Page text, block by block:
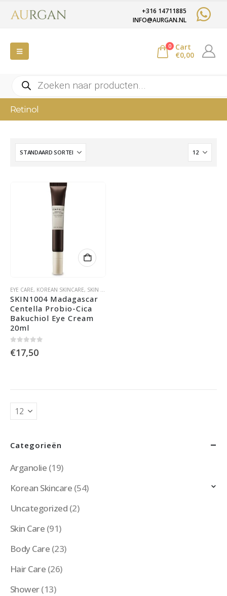
+316 14711885
INFO@AURGAN.NL
0
Cart
€0,00
Producten
zoeken
Retinol
EYE CARE, KOREAN SKINCARE, SKIN CARE
SKIN1004 Madagascar
Centella Probio-Cica
Bakuchiol Eye Cream
20ml
€17,50
Categorieën
Arganolie (19)
Korean Skincare (54)
Uncategorized (2)
Skin Care (91)
Body Care (23)
Hair Care (26)
Shower(13)